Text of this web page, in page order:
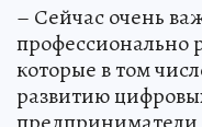
– Сейчас очень
профессионально
которые в том
развитию